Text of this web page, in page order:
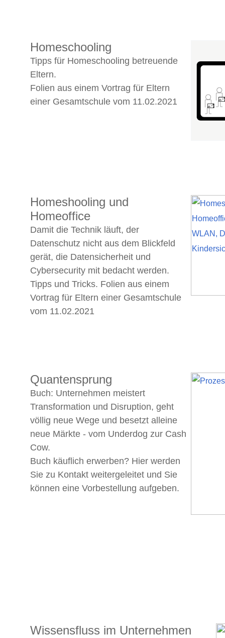
Homeschooling
Tipps für Homeschooling betreuende
Eltern.
Folien aus einem Vortrag für Eltern
einer Gesamtschule vom 11.02.2021
Homeshooling und
Homeoffice
Damit die Technik läuft, der
Datenschutz nicht aus dem Blickfeld
gerät, die Datensicherheit und
Cybersecurity mit bedacht werden.
Tipps und Tricks. Folien aus einem
Vortrag für Eltern einer Gesamtschule
vom 11.02.2021
Quantensprung
Buch: Unternehmen meistert
Transformation und Disruption, geht
völlig neue Wege und besetzt alleine
neue Märkte - vom Underdog zur Cash
Cow.
Buch käuflich erwerben? Hier werden
Sie zu Kontakt weitergeleitet und Sie
können eine Vorbestellung aufgeben.
Wissensfluss im Unternehmen